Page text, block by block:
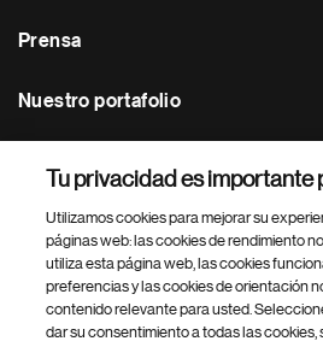
Prensa
Nuestro portafolio
Footer Site Search
Tu privacidad es importante
Utilizamos cookies para mejorar su
páginas web: las cookies de rendimiento
utiliza esta página web, las cookies
preferencias y las cookies de orientación
contenido relevante para usted.
dar su consentimiento a todas las cookies,